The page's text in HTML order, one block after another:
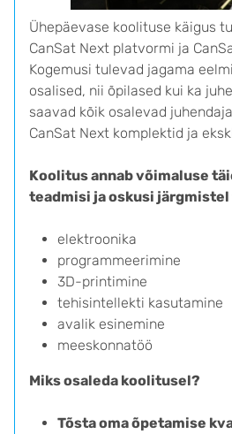
Ühepäevase koolituse käigus
CanSat Next platvormi ja
Kogemusi tulevad jagama
osalised, nii õpilased kui ka
saavad kõik osalevad
CanSat Next komplektid ja
Koolitus annab võimaluse
teadmisi ja oskusi
elektroonika
programmeerimine
3D-printimine
tehisintellekti kasutamine
avalik esinemine
meeskonnatöö
Miks osaleda koolitusel?
Tõsta oma õpetamise